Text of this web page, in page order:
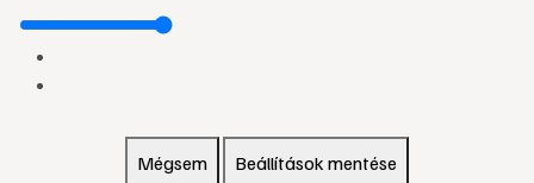
Mégsem Beállítások mentése